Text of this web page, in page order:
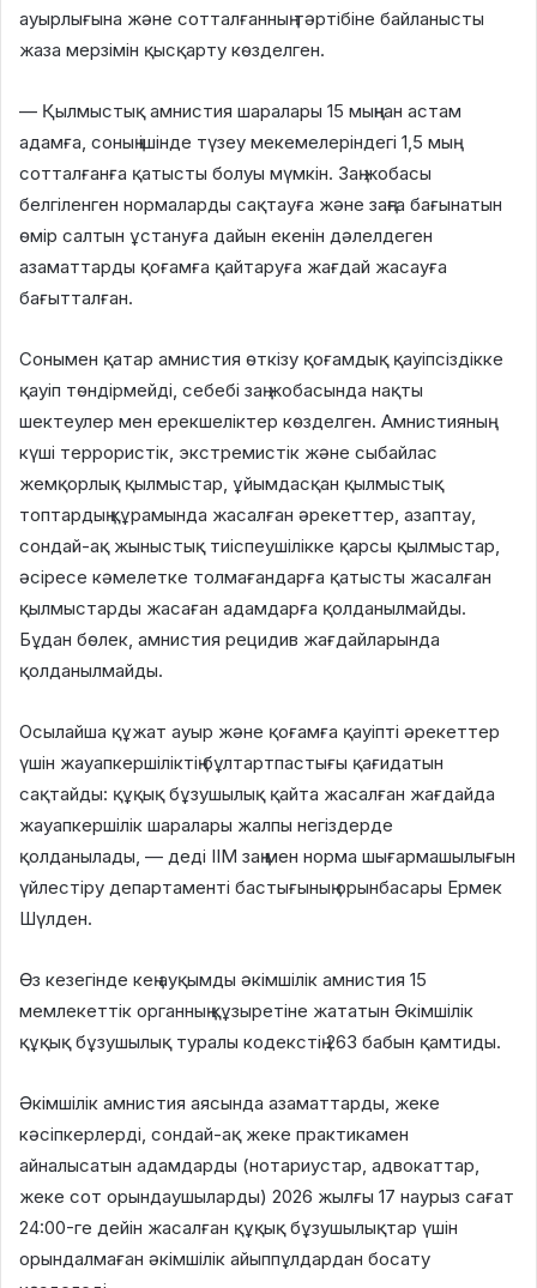
ауырлығына және сотталғанның тәртібіне байланысты
жаза мерзімін қысқарту көзделген.
— Қылмыстық амнистия шаралары 15 мыңнан астам
адамға, соның ішінде түзеу мекемелеріндегі 1,5 мың
сотталғанға қатысты болуы мүмкін. Заң жобасы
белгіленген нормаларды сақтауға және заңға бағынатын
өмір салтын ұстануға дайын екенін дәлелдеген
азаматтарды қоғамға қайтаруға жағдай жасауға
бағытталған.
Сонымен қатар амнистия өткізу қоғамдық қауіпсіздікке
қауіп төндірмейді, себебі заң жобасында нақты
шектеулер мен ерекшеліктер көзделген. Амнистияның
күші террористік, экстремистік және сыбайлас
жемқорлық қылмыстар, ұйымдасқан қылмыстық
топтардың құрамында жасалған әрекеттер, азаптау,
сондай-ақ жыныстық тиіспеушілікке қарсы қылмыстар,
әсіресе кәмелетке толмағандарға қатысты жасалған
қылмыстарды жасаған адамдарға қолданылмайды.
Бұдан бөлек, амнистия рецидив жағдайларында
қолданылмайды.
Осылайша құжат ауыр және қоғамға қауіпті әрекеттер
үшін жауапкершіліктің бұлтартпастығы қағидатын
сақтайды: құқық бұзушылық қайта жасалған жағдайда
жауапкершілік шаралары жалпы негіздерде
қолданылады, — деді ІІМ заң мен норма шығармашылығын
үйлестіру департаменті бастығының орынбасары Ермек
Шүлден.
Өз кезегінде кең ауқымды әкімшілік амнистия 15
мемлекеттік органның құзыретіне жататын Әкімшілік
құқық бұзушылық туралы кодекстің 263 бабын қамтиды.
Әкімшілік амнистия аясында азаматтарды, жеке
кәсіпкерлерді, сондай-ақ жеке практикамен
айналысатын адамдарды (нотариустар, адвокаттар,
жеке сот орындаушыларды) 2026 жылғы 17 наурыз сағат
24:00-ге дейін жасалған құқық бұзушылықтар үшін
орындалмаған әкімшілік айыппұлдардан босату